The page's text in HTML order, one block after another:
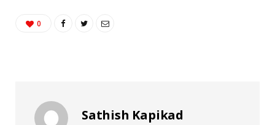
0
Sathish Kapikad